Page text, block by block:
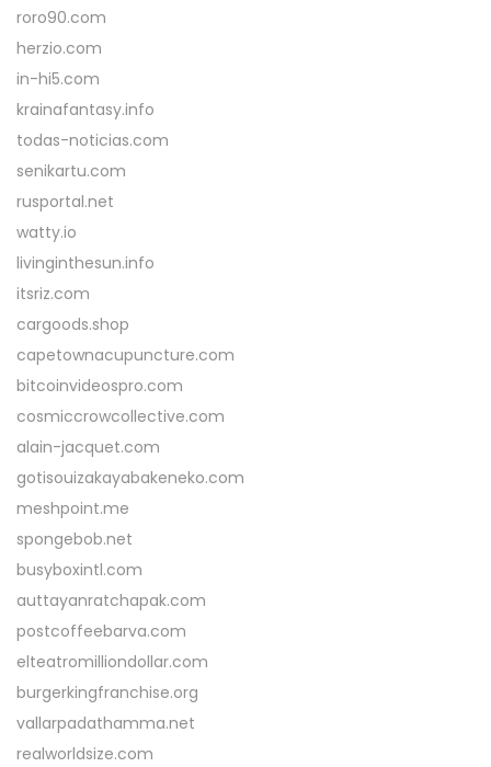
roro90.com
herzio.com
in-hi5.com
krainafantasy.info
todas-noticias.com
senikartu.com
rusportal.net
watty.io
livinginthesun.info
itsriz.com
cargoods.shop
capetownacupuncture.com
bitcoinvideospro.com
cosmiccrowcollective.com
alain-jacquet.com
gotisouizakayabakeneko.com
meshpoint.me
spongebob.net
busyboxintl.com
auttayanratchapak.com
postcoffeebarva.com
elteatromilliondollar.com
burgerkingfranchise.org
vallarpadathamma.net
realworldsize.com